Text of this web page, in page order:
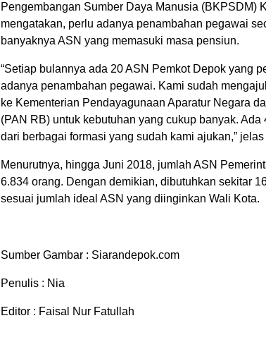
Pengembangan Sumber Daya Manusia (BKPSDM)
mengatakan, perlu adanya penambahan pegawai
banyaknya ASN yang memasuki masa pensiun.
“Setiap bulannya ada 20 ASN Pemkot Depok yang
adanya penambahan pegawai. Kami sudah
ke Kementerian Pendayagunaan Aparatur Negara
(PAN RB) untuk kebutuhan yang cukup banyak. Ada
dari berbagai formasi yang sudah kami ajukan,”
Menurutnya, hingga Juni 2018, jumlah ASN
6.834 orang. Dengan demikian, dibutuhkan sekitar
sesuai jumlah ideal ASN yang diinginkan Wali Kota.
Sumber Gambar : Siarandepok.com
Penulis : Nia
Editor : Faisal Nur Fatullah